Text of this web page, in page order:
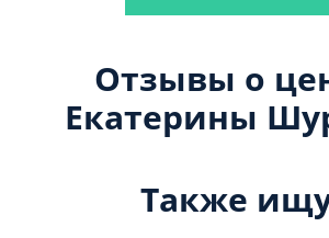
Отзывы о
Екатерины
Также